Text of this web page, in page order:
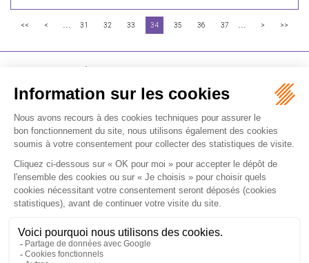
<< < ... 31 32 33 34 35 36 37 ... > >>
16-18 Rue du 4 Septembre - 75002 Paris
Contactez-nous
RECEVOIR LA NEWSLETTER
Je m'inscris